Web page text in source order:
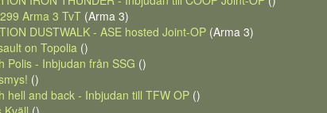
Arma 3 TvT (Arma 3)
DUSTWALK - ASE hosted Joint-OP (Arma 3)
on Topolia ()
Polis - Inbjudan från SSG ()
()
hell and back - Inbjudan till TFW OP ()